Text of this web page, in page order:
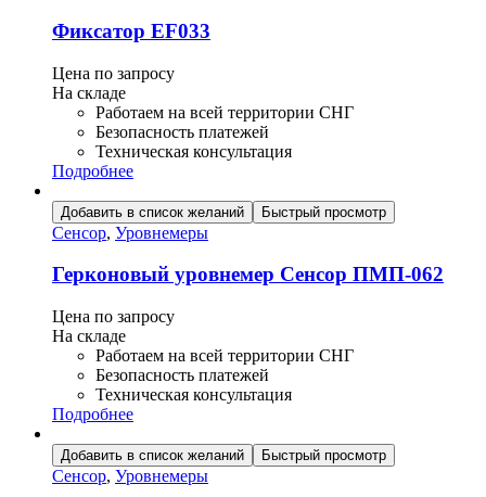
Фиксатор EF033
Цена по запросу
На складе
Работаем на всей территории СНГ
Безопасность платежей
Техническая консультация
Подробнее
Добавить в список желаний Быстрый просмотр
Сенсор, Уровнемеры
Герконовый уровнемер Сенсор ПМП-062
Цена по запросу
На складе
Работаем на всей территории СНГ
Безопасность платежей
Техническая консультация
Подробнее
Добавить в список желаний Быстрый просмотр
Сенсор, Уровнемеры